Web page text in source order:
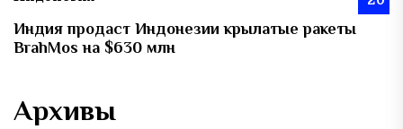
Индия продаст Индонезии крылатые ракеты
BrahMos на $630 млн
Архивы